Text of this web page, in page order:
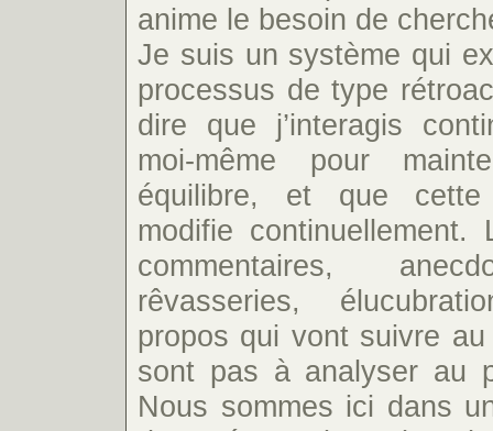
anime le besoin de
Je suis un système qui
processus de type
dire que j’interagis
moi-même pour
équilibre, et que cette
modifie continuellement.
commentaires,
rêvasseries,
propos qui vont suivre
sont pas à analyser au
Nous sommes ici dans